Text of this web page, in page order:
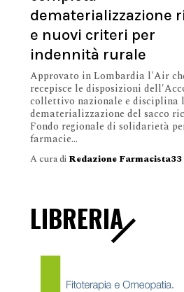
dematerializzazione
e nuovi criteri per
indennità rurale
Approvato in Lombardia l'Air
recepisce le disposizioni
collettivo nazionale e disciplina
dematerializzazione del sacco
Fondo regionale di solidarietà
farmacie...
A cura di Redazione Farmacista33
LIBRERIA